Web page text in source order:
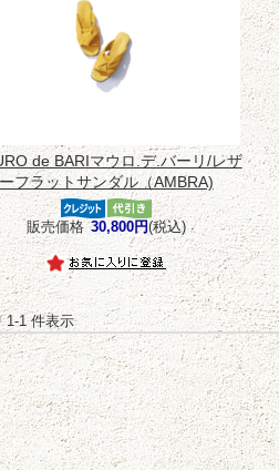
de BARIマウロ.デ.バーリ/レザ
ーフラットサンダル（AMBRA)
販売価格 30,800円(税込)
1-1 件表示